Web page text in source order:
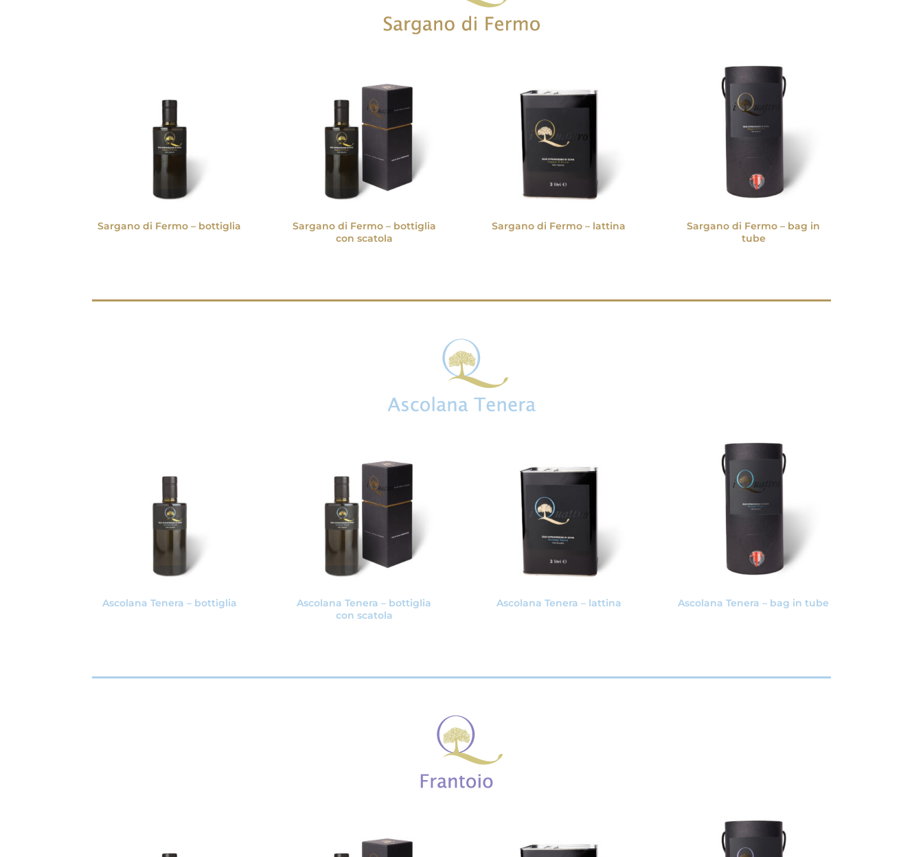
Sargano di Fermo – bottiglia
Sargano di Fermo – bottiglia
con scatola
Sargano di Fermo – lattina
Sargano di Fermo – bag in
tube
Ascolana Tenera – bottiglia
Ascolana Tenera – bottiglia
con scatola
Ascolana Tenera – lattina Ascolana Tenera – bag in tube